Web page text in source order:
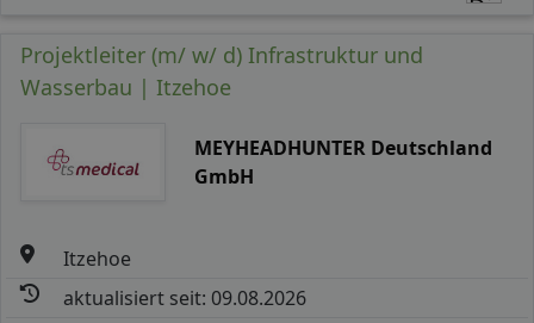
Projektleiter (m/ w/ d) Infrastruktur und
Wasserbau | Itzehoe
MEYHEADHUNTER Deutschland
GmbH
Itzehoe
aktualisiert seit: 09.08.2026